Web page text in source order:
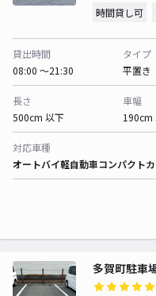
時間貸し可
貸出時間
08:00 〜21:30
タイプ
平置き
長さ
500cm 以下
車幅
190cm
対応車種
オートバイ軽自動車コンパクト
多賀町駐車